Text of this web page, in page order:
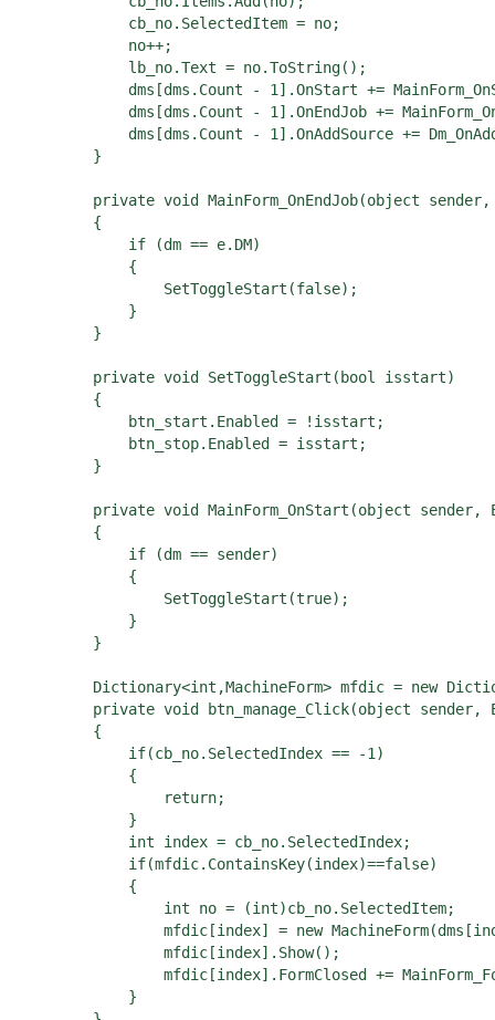
            cb_no.SelectedItem = no;
            no++;
            lb_no.Text = no.ToString();
dms[dms.Count - 1].OnStart +=
dms[dms.Count - 1].OnEndJob +=
dms[dms.Count - 1].OnAddSource +=
        }
private void MainForm_OnEndJob(object
        {
            if (dm == e.DM)
            {
                SetToggleStart(false);
            }
        }
        private void SetToggleStart(bool isstart)
        {
            btn_start.Enabled = !isstart;
            btn_stop.Enabled = isstart;
        }
private void MainForm_OnStart(object sender,
        {
            if (dm == sender)
            {
                SetToggleStart(true);
            }
        }
Dictionary<int,MachineForm> mfdic = new
private void btn_manage_Click(object sender,
        {
            if(cb_no.SelectedIndex == -1)
            {
                return;
            }
            int index = cb_no.SelectedIndex;
            if(mfdic.ContainsKey(index)==false)
            {
                int no = (int)cb_no.SelectedItem;
mfdic[index] = new
                mfdic[index].Show();
mfdic[index].FormClosed +=
            }